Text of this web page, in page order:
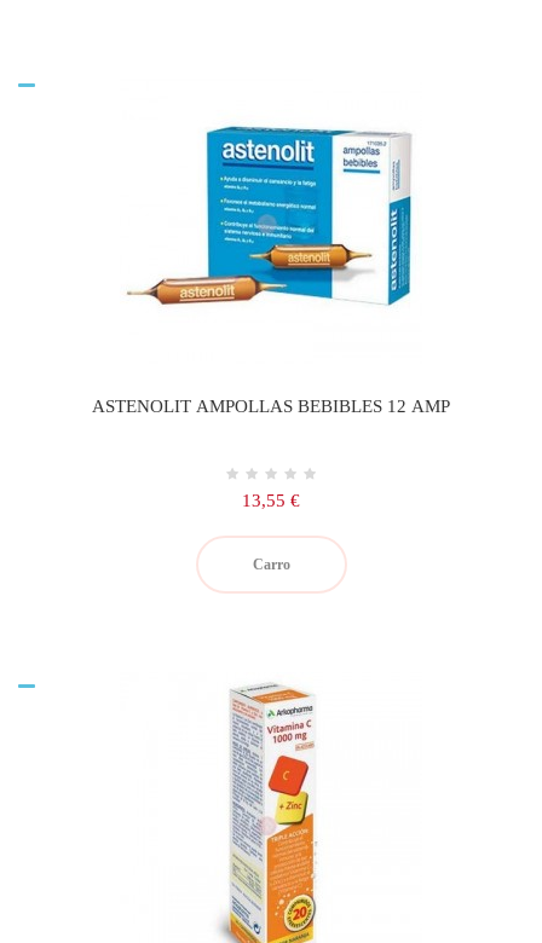
ASTENOLIT AMPOLLAS BEBIBLES 12 AMP
Precio
13,55 €
Carro